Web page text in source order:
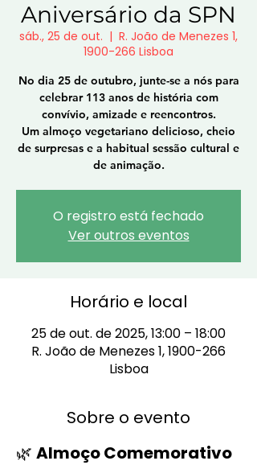
Aniversário da SPN
sáb., 25 de out.
  |
R. João de Menezes 1,
1900-266 Lisboa
No dia 25 de outubro, junte-se a nós para
celebrar 113 anos de história com
convívio, amizade e reencontros.
Um almoço vegetariano delicioso, cheio
de surpresas e a habitual sessão cultural e
de animação.
O registro está fechado
Ver outros eventos
Horário e local
25 de out. de 2025, 13:00 – 18:00
R. João de Menezes 1, 1900-266
Lisboa
Sobre o evento
🌿 Almoço Comemorativo